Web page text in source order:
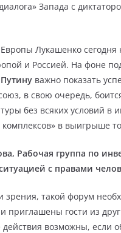
Запада с
Лукашенко
и Россией. На фоне
важно показать
в свою очередь,
без всяких условий в
комплексов» в выигрыше
Рабочая группа по
с правами
зрения, такой форум
приглашены гости из
возможны, если